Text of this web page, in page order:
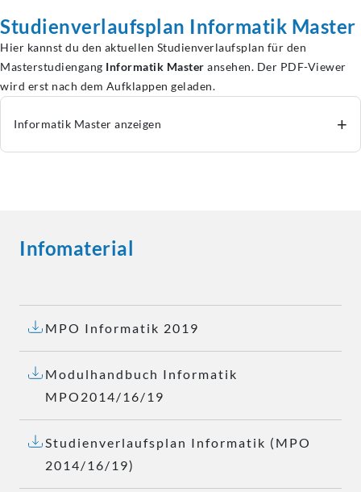
Studienverlaufsplan Informatik Master
Hier kannst du den aktuellen Studienverlaufsplan für den
Masterstudiengang Informatik Master ansehen. Der PDF-Viewer
wird erst nach dem Aufklappen geladen.
Informatik Master anzeigen +
Infomaterial
MPO Informatik 2019
Modulhandbuch Informatik
MPO2014/16/19
Studienverlaufsplan Informatik (MPO
2014/16/19)